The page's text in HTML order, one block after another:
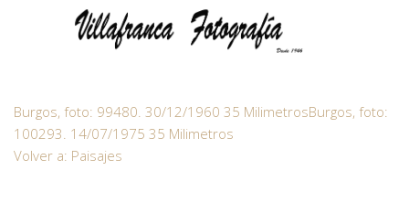
Burgos, foto: 99480. 30/12/1960 35 MilimetrosBurgos, foto:
100293. 14/07/1975 35 Milimetros
Volver a: Paisajes